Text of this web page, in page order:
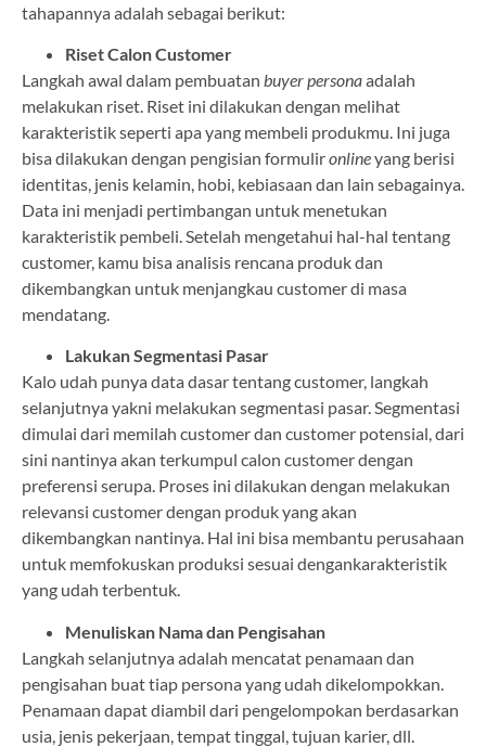
tahapannya adalah sebagai berikut:
Riset Calon Customer
Langkah awal dalam pembuatan buyer personaadalah
melakukan riset. Riset ini dilakukan dengan melihat
karakteristik seperti apa yang membeli produkmu. Ini juga
bisa dilakukan dengan pengisian formulironlineyang berisi
identitas, jenis kelamin, hobi, kebiasaan dan lain sebagainya.
Data ini menjadi pertimbangan untuk menetukan
karakteristik pembeli. Setelah mengetahui hal-hal tentang
customer, kamu bisa analisis rencana produk dan
dikembangkan untuk menjangkau customer di masa
mendatang.
Lakukan Segmentasi Pasar
Kalo udah punya data dasar tentang customer, langkah
selanjutnya yakni melakukan segmentasi pasar. Segmentasi
dimulai dari memilah customer dan customer potensial, dari
sini nantinya akan terkumpul calon customer dengan
preferensi serupa. Proses ini dilakukan dengan melakukan
relevansi customer dengan produk yang akan
dikembangkan nantinya. Hal ini bisa membantu perusahaan
untuk memfokuskan produksi sesuai dengankarakteristik
yang udah terbentuk.
Menuliskan Nama dan Pengisahan
Langkah selanjutnya adalah mencatat penamaan dan
pengisahan buat tiap persona yang udah dikelompokkan.
Penamaan dapat diambil dari pengelompokan berdasarkan
usia, jenis pekerjaan, tempat tinggal, tujuan karier, dll.